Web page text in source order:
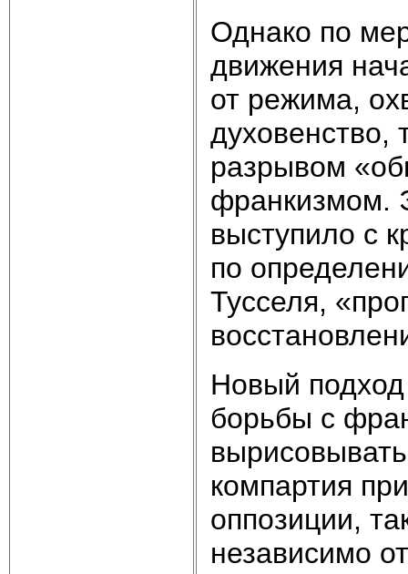
Однако по
движения
от режима,
разрывом
франкизмом.
выступило с
по
Тусселя,
Новый подход
борьбы с
компартия
оппозиции,
независимо